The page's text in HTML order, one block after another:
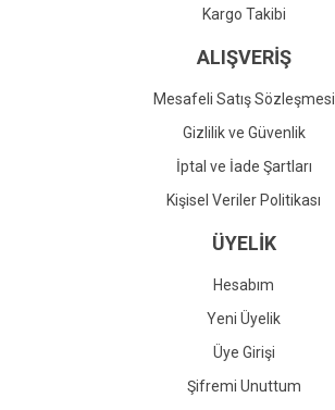
Kargo Takibi
ALIŞVERİŞ
Mesafeli Satış Sözleşmesi
Gizlilik ve Güvenlik
İptal ve İade Şartları
Kişisel Veriler Politikası
ÜYELİK
Hesabım
Yeni Üyelik
Üye Girişi
Şifremi Unuttum